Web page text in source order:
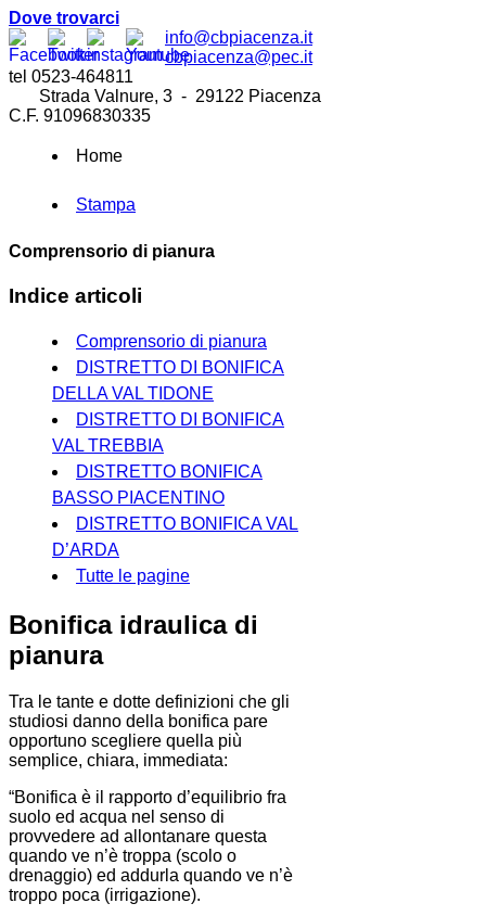
Dove trovarci
info@cbpiacenza.it
cbpiacenza@pec.it
tel 0523-464811
Strada Valnure, 3 - 29122 Piacenza
C.F. 91096830335
Home
Stampa
Comprensorio di pianura
Indice articoli
Comprensorio di pianura
DISTRETTO DI BONIFICA
DELLA VAL TIDONE
DISTRETTO DI BONIFICA
VAL TREBBIA
DISTRETTO BONIFICA
BASSO PIACENTINO
DISTRETTO BONIFICA VAL
D’ARDA
Tutte le pagine
Bonifica idraulica di
pianura
Tra le tante e dotte definizioni che gli
studiosi danno della bonifica pare
opportuno scegliere quella più
semplice, chiara, immediata:
“Bonifica è il rapporto d’equilibrio fra
suolo ed acqua nel senso di
provvedere ad allontanare questa
quando ve n’è troppa (scolo o
drenaggio) ed addurla quando ve n’è
troppo poca (irrigazione).